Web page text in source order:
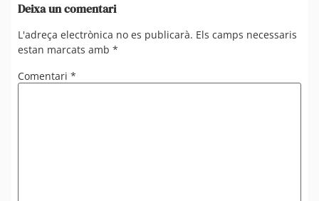
Deixa un comentari
L'adreça electrònica no es publicarà. Els camps necessaris
estan marcats amb *
Comentari *